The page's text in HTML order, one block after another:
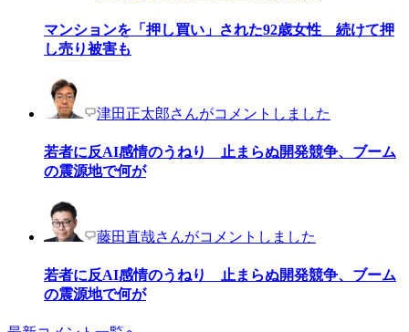
マンションを「押し買い」された92歳女性 続けて押
し売り被害も
津田正太郎さんがコメントしました
若者に反AI感情のうねり 止まらぬ開発競争、ブーム
の震源地で何が
藤田直哉さんがコメントしました
若者に反AI感情のうねり 止まらぬ開発競争、ブーム
の震源地で何が